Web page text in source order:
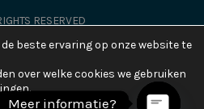
RESERVED
beste ervaring op onze website te
over welke cookies we gebruiken
Meer informatie?